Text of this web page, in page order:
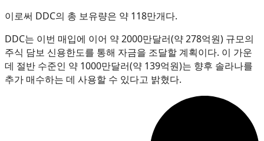
이로써 DDC의 총 보유량은 약 118만개다.
DDC는 이번 매입에 이어 약 2000만달러(약 278억원) 규모의
주식 담보 신용한도를 통해 자금을 조달할 계획이다. 이 가운
데 절반 수준인 약 1000만달러(약 139억원)는 향후 솔라나를
추가 매수하는 데 사용할 수 있다고 밝혔다.